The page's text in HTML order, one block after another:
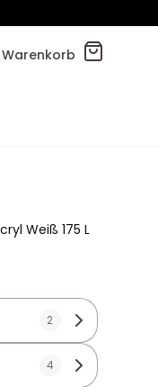
Warenkorb
Weiß 175 L
2
4